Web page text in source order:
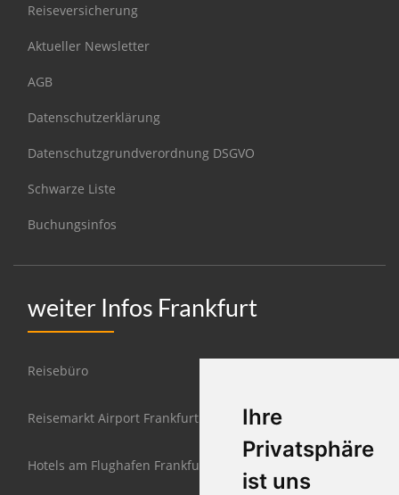
Ihre
Privatsphäre
ist uns
Reiseversicherung
Aktueller Newsletter
AGB
Datenschutzerklärung
Datenschutzgrundverordnung DSGVO
Schwarze Liste
Buchungsinfos
weiter Infos Frankfurt
Reisebüro
Reisemarkt Airport Frankfurt
Hotels am Flughafen Frankfurt